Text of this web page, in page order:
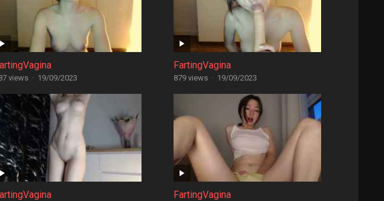
views · 19/09/2023
FartingVagina
879 views · 19/09/2023
FartingVagina